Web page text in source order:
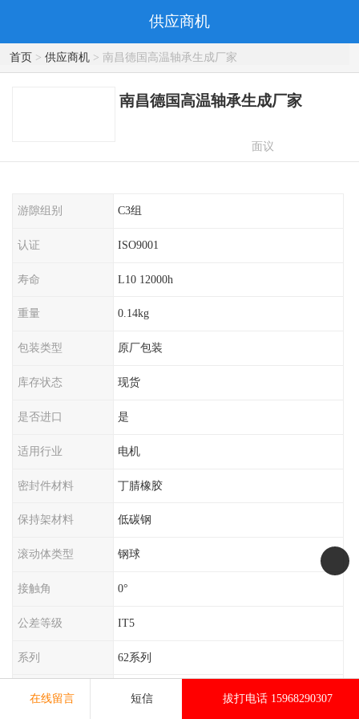
供应商机
首页> 供应商机> 南昌德国高温轴承生成厂家
南昌德国高温轴承生成厂家
面议
游隙组别 C3组
认证 ISO9001
寿命 L10 12000h
重量 0.14kg
包装类型 原厂包装
库存状态 现货
是否进口 是
适用行业 电机
密封件材料 丁腈橡胶
保持架材料 低碳钢
滚动体类型 钢球
接触角 0°
公差等级 IT5
系列 62系列
安装方式 外圈固定
在线留言 短信 拔打电话 15968290307